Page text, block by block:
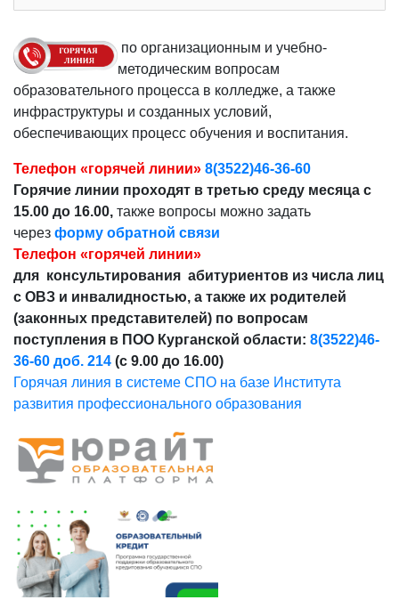
по организационным и учебно-
методическим вопросам
образовательного процесса в колледже, а также
инфраструктуры и созданных условий,
обеспечивающих процесс обучения и воспитания.
Телефон «горячей линии» 8(3522)46-36-60
Горячие линии проходят в третью среду месяца с
15.00 до 16.00, также вопросы можно задать
через форму обратной связи
Телефон «горячей линии»
для консультирования абитуриентов из числа лиц
с ОВЗ и инвалидностью, а также их родителей
(законных представителей) по вопросам
поступления в ПОО Курганской области: 8(3522)46-
36-60 доб. 214 (с 9.00 до 16.00)
Горячая линия в системе СПО на базе Института
развития профессионального образования